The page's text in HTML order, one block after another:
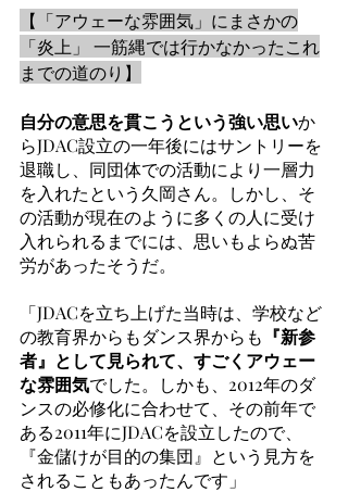
【「アウェーな雰囲気」にまさかの
「炎上」 一筋縄では行かなかったこれ
までの道のり】
自分の意思を貫こうという強い思いか
らJDAC設立の一年後にはサントリーを
退職し、同団体での活動により一層力
を入れたという久岡さん。しかし、そ
の活動が現在のように多くの人に受け
入れられるまでには、思いもよらぬ苦
労があったそうだ。
「JDACを立ち上げた当時は、学校など
の教育界からもダンス界からも 『新参
者』として見られて、すごくアウェー
な雰囲気でした。しかも、2012年のダ
ンスの必修化に合わせて、その前年で
ある2011年にJDACを設立したので、
『金儲けが目的の集団』という見方を
されることもあったんです」